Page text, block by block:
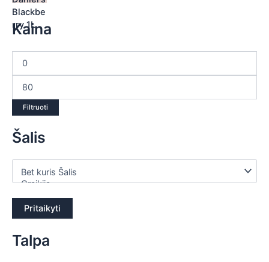
Kaina
Filtruoti
Šalis
Pritaikyti
Talpa